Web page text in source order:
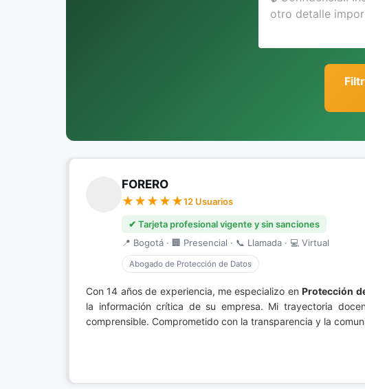
FORERO
12 Usuarios
✔ Tarjeta profesional vigente y sin sanciones
📍 Bogotá · 🏢 Presencial · 📞 Llamada · 💻 Virtual
Abogado de Protección de Datos
Con 14 años de experiencia, me especializo enProtección
la información crítica de su empresa. Mi trayectoria
comprensible. Comprometido con la transparencia y la